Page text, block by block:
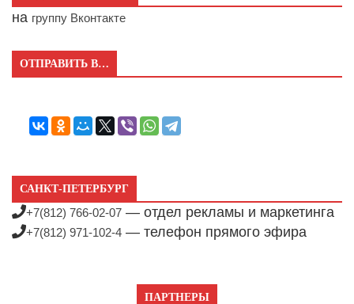
на группу Вконтакте
ОТПРАВИТЬ В…
САНКТ-ПЕТЕРБУРГ
+7(812) 766-02-07 — отдел рекламы и маркетинга
+7(812) 971-102-4 — телефон прямого эфира
ПАРТНЕРЫ